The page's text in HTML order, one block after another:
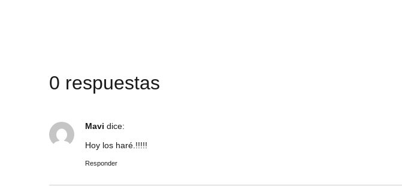
0 respuestas
Mavi dice:
Hoy los haré.!!!!!
Responder